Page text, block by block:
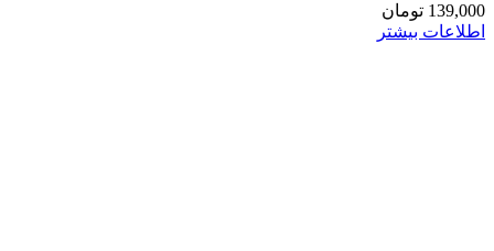
139,000 تومان
اطلاعات بیشتر